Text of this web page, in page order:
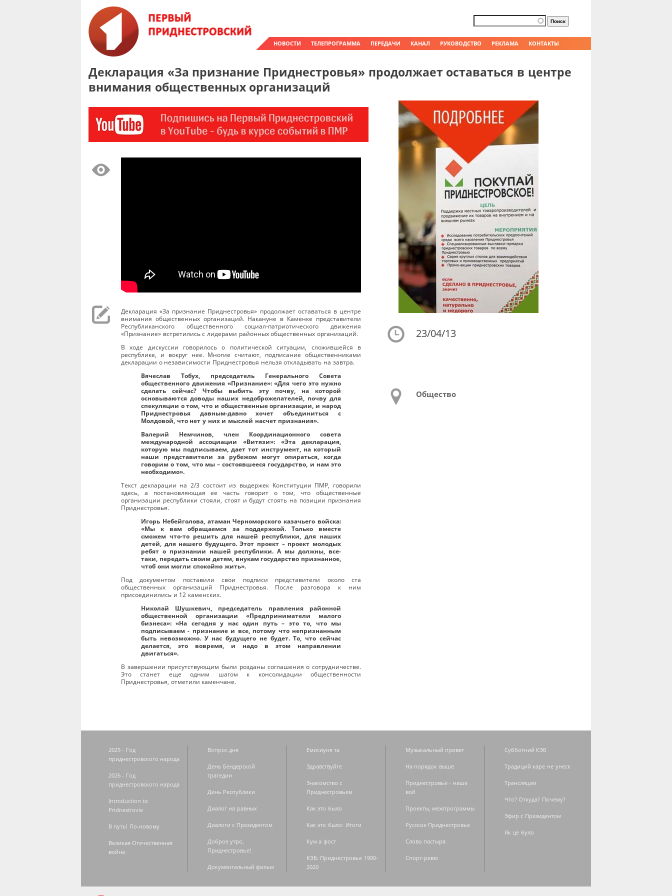
НОВОСТИ ТЕЛЕПРОГРАММА ПЕРЕДАЧИ КАНАЛ РУКОВОДСТВО РЕКЛАМА КОНТАКТЫ
Форма поиска
Поиск
Декларация «За признание Приднестровья» продолжает оставаться в центре
внимания общественных организаций
Декларация «За признание Приднестровья» продолжает оставаться в центре
внимания общественных организаций. Накануне в Каменке представители
Республиканского общественного социал-патриотического движения
«Признание» встретились с лидерами районных общественных организаций.
В ходе дискуссии говорилось о политической ситуации, сложившейся в
республике, и вокруг нее. Многие считают, подписание общественниками
декларации о независимости Приднестровья нельзя откладывать на завтра.
Вячеслав Тобух, председатель Генерального Совета
общественного движения «Признание»: «Для чего это нужно
сделать сейчас? Чтобы выбить эту почву, на которой
основываются доводы наших недоброжелателей, почву для
спекуляции о том, что и общественные организации, и народ
Приднестровья давным-давно хочет объединиться с
Молдовой, что нет у них и мыслей насчет признания».
Валерий Немчинов,
член Координационного совета
международной ассоциации «Витязи»:
«Эта декларация,
которую мы подписываем, дает тот инструмент, на который
наши представители за рубежом могут опираться, когда
говорим о том, что мы – состоявшееся государство, и нам это
необходимо».
Текст декларации на 2/3 состоит из выдержек Конституции ПМР, говорили
здесь, а постановляющая ее часть говорит о том, что общественные
организации республики стояли, стоят и будут стоять на позиции признания
Приднестровья.
Игорь Небейголова, атаман Черноморского казачьего войска:
«Мы к вам обращаемся за поддержкой. Только вместе
сможем что-то решить для нашей республики, для наших
детей, для нашего будущего. Этот проект – проект молодых
ребят о признании нашей республики. А мы должны, все-
таки, передать своим детям, внукам государство признанное,
чтоб они могли спокойно жить».
Под документом поставили свои подписи представители около ста
общественных организаций Приднестровья. После разговора к ним
присоединились и 12 каменских.
Николай Шушкевич, председатель правления районной
общественной организации «Предприниматели малого
бизнеса»: «На сегодня у нас один путь – это то, что мы
подписываем - признание и все, потому что непризнанным
быть невозможно. У нас будущего не будет. То, что сейчас
делается, это вовремя, и надо в этом направлении
двигаться».
В завершении присутствующим были розданы соглашения о сотрудничестве.
Это станет еще одним шагом к консолидации общественности
Приднестровья, отметили каменчане.
23/04/13
Общество
2025 - Год
приднестровского народа
2026 - Год
приднестровского народа
Introduction to
Pridnestrovie
В путь! По-новому
Великая Отечественная
война
Вопрос дня
День Бендерской
трагедии
День Республики
Диалог на равных
Диалоги с Президентом
Доброе утро,
Приднестровье!
Документальный фильм
Емисиуня та
Здравствуйте
Знакомство с
Приднестровьем
Как это было
Как это было: Итоги
Кум а фост
КЭБ: Приднестровье 1990-
2020
Музыкальный привет
На порядок выше
Приднестровье - наше
всё!
Проекты, межпрограммы
Русское Приднестровье
Слово пастыря
Спорт-ревю
Субботний КЭБ
Традиций каре не унеск
Трансляции
Что? Откуда? Почему?
Эфир с Президентом
Як це було